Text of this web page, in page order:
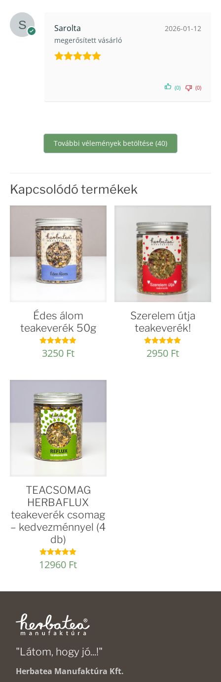
Sarolta
megerősített vásárló
2026-01-12
(0) (0)
További vélemények betöltése (40)
Kapcsolódó termékek
Édes álom
teakeverék 50g
Értékelés:
4.91
3250 Ft
Szerelem útja
teakeverék!
Értékelés:
5.00
2950 Ft
TEACSOMAG
HERBAFLUX
teakeverék csomag
– kedvezménnyel (4
db)
Értékelés:
4.96
12960 Ft
"Látom, hogy jó...!"
Herbatea Manufaktúra Kft.